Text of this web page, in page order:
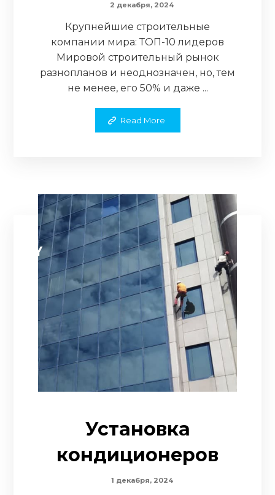
2 декабря, 2024
Крупнейшие строительные
компании мира: ТОП-10 лидеров
Мировой строительный рынок
разнопланов и неоднозначен, но, тем
не менее, его 50% и даже ...
Read More
Установка
кондиционеров
1 декабря, 2024